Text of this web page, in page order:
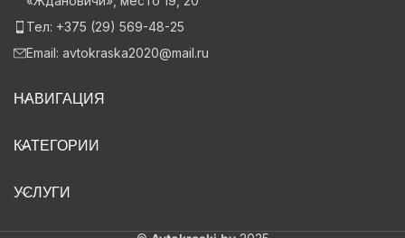
Тел: +375 (29) 569-48-25
Email: avtokraska2020@mail.ru
НАВИГАЦИЯ
КАТЕГОРИИ
УСЛУГИ